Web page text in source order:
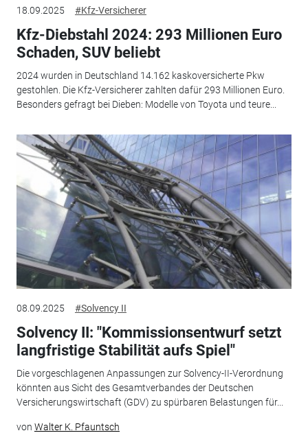
18.09.2025 #Kfz-Versicherer
Kfz-Diebstahl 2024: 293 Millionen Euro
Schaden, SUV beliebt
2024 wurden in Deutschland 14.162 kaskoversicherte Pkw
gestohlen. Die Kfz-Versicherer zahlten dafür 293 Millionen Euro.
Besonders gefragt bei Dieben: Modelle von Toyota und teure...
08.09.2025 #Solvency II
Solvency II: "Kommissionsentwurf setzt
langfristige Stabilität aufs Spiel"
Die vorgeschlagenen Anpassungen zur Solvency-II-Verordnung
könnten aus Sicht des Gesamtverbandes der Deutschen
Versicherungswirtschaft (GDV) zu spürbaren Belastungen für...
von Walter K. Pfauntsch